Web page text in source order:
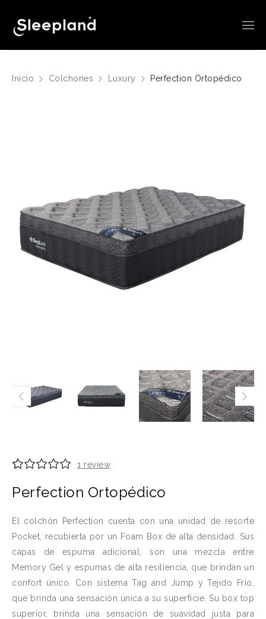
Inicio Colchones Luxury Perfection Ortopédico
5.00
basado
en
puntuación
de cliente
1 review
Perfection Ortopédico
El colchón Perfection cuenta con una unidad de resorte
Pocket, recubierta por un Foam Box de alta densidad. Sus
capas de espuma adicional, son una mezcla entre
Memory Gel y espumas de alta resiliencia, que brindan un
confort único. Con sistema Tag and Jump y Tejido Frío,
que brinda una sensación única a su superficie. Su box top
superior, brinda una sensación de suavidad justa para